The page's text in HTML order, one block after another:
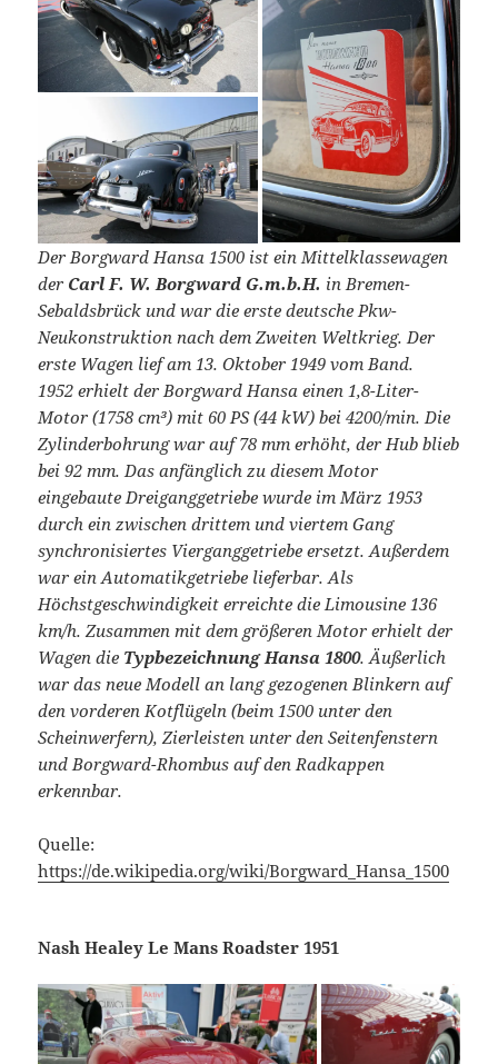
Der Borgward Hansa 1500 ist ein Mittelklassewagen
der Carl F. W. Borgward G.m.b.H. in Bremen-
Sebaldsbrück und war die erste deutsche Pkw-
Neukonstruktion nach dem Zweiten Weltkrieg. Der
erste Wagen lief am 13. Oktober 1949 vom Band.
1952 erhielt der Borgward Hansa einen 1,8-Liter-
Motor (1758 cm³) mit 60 PS (44 kW) bei 4200/min. Die
Zylinderbohrung war auf 78 mm erhöht, der Hub blieb
bei 92 mm. Das anfänglich zu diesem Motor
eingebaute Dreiganggetriebe wurde im März 1953
durch ein zwischen drittem und viertem Gang
synchronisiertes Vierganggetriebe ersetzt. Außerdem
war ein Automatikgetriebe lieferbar. Als
Höchstgeschwindigkeit erreichte die Limousine 136
km/h. Zusammen mit dem größeren Motor erhielt der
Wagen die Typbezeichnung Hansa 1800. Äußerlich
war das neue Modell an lang gezogenen Blinkern auf
den vorderen Kotflügeln (beim 1500 unter den
Scheinwerfern), Zierleisten unter den Seitenfenstern
und Borgward-Rhombus auf den Radkappen
erkennbar.
Quelle:
https://de.wikipedia.org/wiki/Borgward_Hansa_1500
Nash Healey Le Mans Roadster 1951